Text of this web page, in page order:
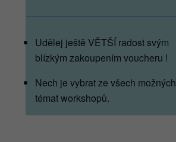
Udělej ještě VĚTŠÍ radost svým
blízkým zakoupením voucheru !
Nech je vybrat ze všech možných
témat workshopů.